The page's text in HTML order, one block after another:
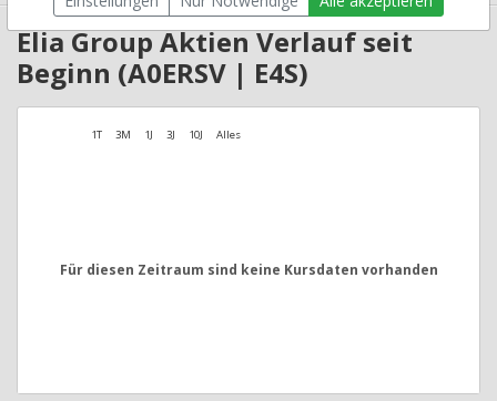
Elia Group Aktien Verlauf seit
Beginn (A0ERSV | E4S)
1T 3M 1J 3J 10J Alles
Für diesen Zeitraum sind keine Kursdaten vorhanden